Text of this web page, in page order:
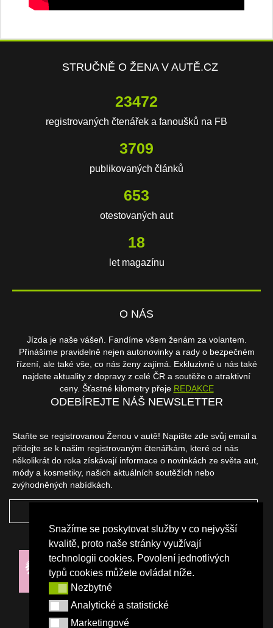
Snažíme se poskytovat služby v co nejvyšší
kvalitě, proto naše stránky využívají
technologii cookies. Povolení jednotlivých
typů cookies můžete ovládat níže.
NezbytnéNezbytné
Analytické a statistické
Analytické a statistické
Marketingové
Marketingové
STRUČNĚ O ŽENA V AUTĚ.CZ
23472
registrovaných čtenářek a fanoušků na FB
3709
publikovaných článků
653
otestovaných aut
18
let magazínu
O NÁS
Jízda je naše vášeň. Fandíme všem ženám za volantem.
Přinášíme pravidelně nejen autonovinky a rady o bezpečném
řízení, ale také vše, co nás ženy zajímá. Exkluzivně u nás také
najdete aktuality z dopravy z celé ČR a soutěže o atraktivní
ceny. Šťastné kilometry přeje REDAKCE
ODEBÍREJTE NÁŠ NEWSLETTER
Staňte se registrovanou Ženou v autě! Napište zde svůj email a
přidejte se k našim registrovaným čtenářkám, které od nás
několikrát do roka získávají informace o novinkách ze světa aut,
módy a kosmetiky, našich aktuálních soutěžích nebo
zvýhodněných nabídkách.
NAŠI PARTNEŘI